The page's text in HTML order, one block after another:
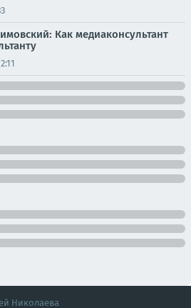
Как медиаконсультант
Николаева